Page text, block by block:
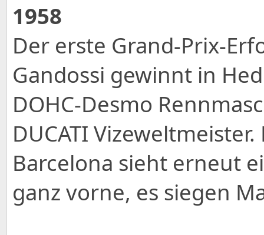
1958
Der erste Grand-Prix-
Gandossi gewinnt in
DOHC-Desmo
DUCATI
Barcelona sieht erneut
ganz vorne, es siegen